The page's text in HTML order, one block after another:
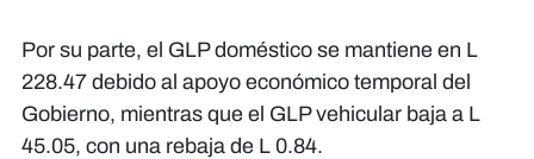
Por su parte, el GLP doméstico se mantiene en L
228.47 debido al apoyo económico temporal del
Gobierno, mientras que el GLP vehicular baja a L
45.05, con una rebaja de L 0.84.